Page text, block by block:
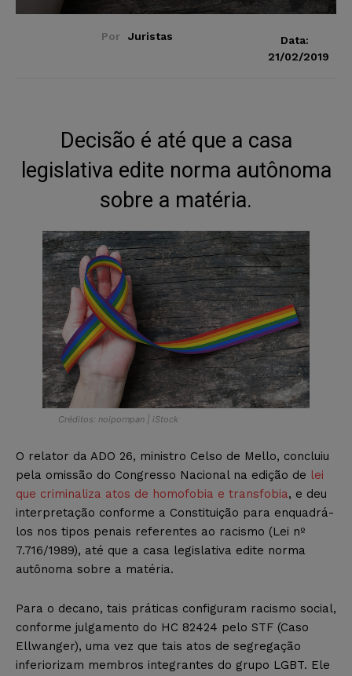
Por Juristas
Data:
21/02/2019
Decisão é até que a casa
legislativa edite norma autônoma
sobre a matéria.
Créditos: noipornpan | iStock
O relator da ADO 26, ministro Celso de Mello, concluiu
pela omissão do Congresso Nacional na edição de lei
que criminaliza atos de homofobia e transfobia, e deu
interpretação conforme a Constituição para enquadrá-
los nos tipos penais referentes ao racismo (Lei nº
7.716/1989), até que a casa legislativa edite norma
autônoma sobre a matéria.
Para o decano, tais práticas configuram racismo social,
conforme julgamento do HC 82424 pelo STF (Caso
Ellwanger), uma vez que tais atos de segregação
inferiorizam membros integrantes do grupo LGBT. Ele